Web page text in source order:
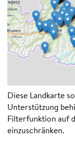
Diese Landkarte
Unterstützung
Filterfunktion auf
einzuschränken.